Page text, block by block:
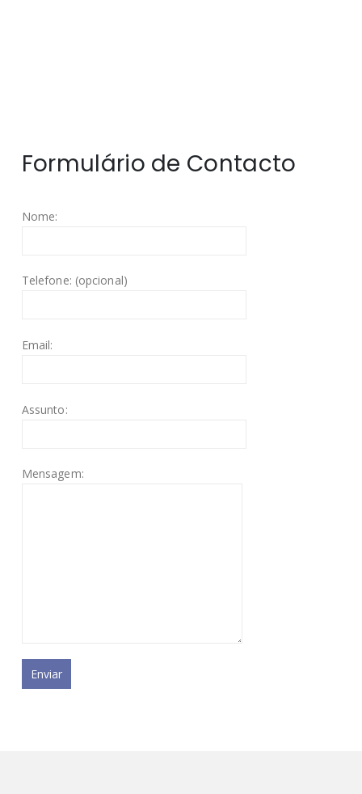
Formulário de Contacto
Nome:
Telefone: (opcional)
Email:
Assunto:
Mensagem: